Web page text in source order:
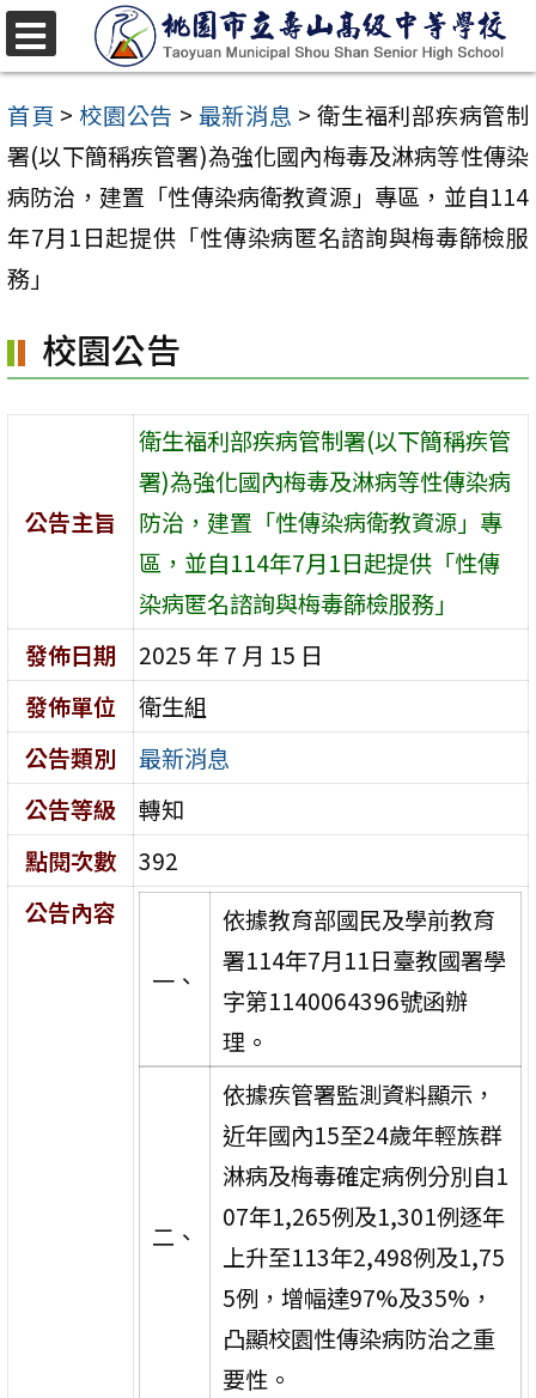
跳
至
主
要
內
容
區
首頁 > 校園公告 > 最新消息 > 衛生福利部疾病管制
署(以下簡稱疾管署)為強化國內梅毒及淋病等性傳染
病防治，建置「性傳染病衛教資源」專區，並自114
年7月1日起提供「性傳染病匿名諮詢與梅毒篩檢服
務」
校園公告
公告主旨
衛生福利部疾病管制署(以下簡稱疾管
署)為強化國內梅毒及淋病等性傳染病
防治，建置「性傳染病衛教資源」專
區，並自114年7月1日起提供「性傳
染病匿名諮詢與梅毒篩檢服務」
發佈日期
2025 年 7 月 15 日
發佈單位
衛生組
公告類別
最新消息
公告等級
轉知
點閱次數
392
公告內容
一、
依據教育部國民及學前教育
署114年7月11日臺教國署學
字第1140064396號函辦
理。
二、
依據疾管署監測資料顯示，
近年國內15至24歲年輕族群
淋病及梅毒確定病例分別自1
07年1,265例及1,301例逐年
上升至113年2,498例及1,75
5例，增幅達97%及35%，
凸顯校園性傳染病防治之重
要性。
選
單